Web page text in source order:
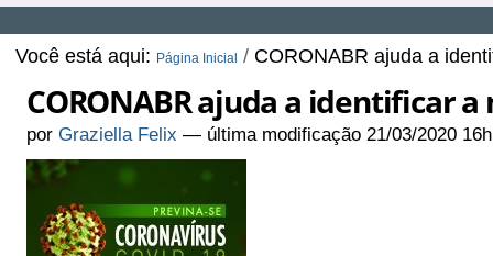
Você está aqui: Página Inicial / CORONABR ajuda a
CORONABR ajuda a identificar
porGraziella Felix — última modificação 21/03/2020